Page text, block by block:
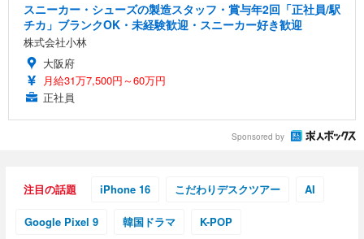
スニーカー・シューズの製造スタッフ・賞与年2回「正社員/駅
チカ」ブランクOK・未経験歓迎・スニーカー好き歓迎
株式会社小林
大阪府
月給31万7,500円～60万円
正社員
Sponsored by
注目の話題 iPhone 16 こだわりデスクツアー AI
Google Pixel 9 韓国ドラマ K-POP